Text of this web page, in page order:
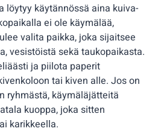
löytyy käytännössä aina kuiva-
ei ole käymälää,
valita paikka, joka sijaitsee
vesistöistä sekä taukopaikasta.
ja piilota paperit
tai kiven alle. Jos on
ryhmästä, käymäläjätteitä
kuoppa, joka sitten
karikkeella.